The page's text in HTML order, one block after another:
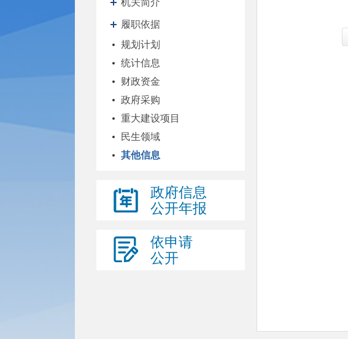
机关简介
履职依据
规划计划
统计信息
财政资金
政府采购
重大建设项目
民生领域
其他信息
政府信息
公开年报
依申请
公开